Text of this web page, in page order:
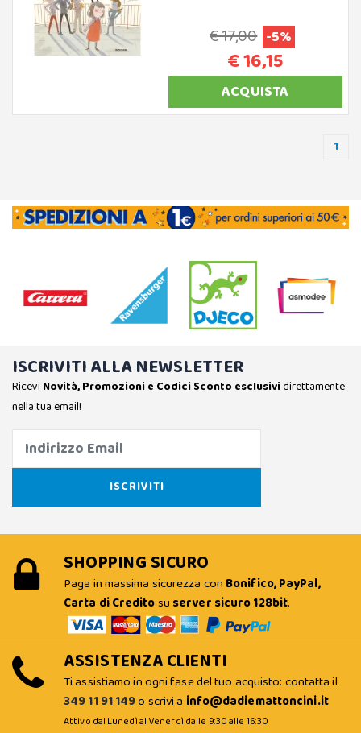
€ 17,00 -5%
€ 16,15
ACQUISTA
1
ISCRIVITI ALLA NEWSLETTER
Ricevi Novità, Promozioni e Codici Sconto esclusividirettamente
nella tua email!
SHOPPING SICURO
Paga in massima sicurezza con Bonifico, PayPal,
Carta di Creditosu server sicuro 128bit.
ASSISTENZA CLIENTI
Ti assistiamo in ogni fase del tuo acquisto: contatta il
349 11 91 149o scrivi a info@dadiemattoncini.it
Attivo dal Lunedì al Venerdì dalle 9:30 alle 16:30